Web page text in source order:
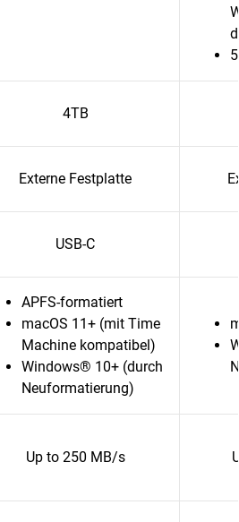
4TB
Externe Festplatte
USB-C
APFS-formatiert
macOS 11+ (mit Time
Machine kompatibel)
Windows® 10+ (durch
Neuformatierung)
Up to 250 MB/s